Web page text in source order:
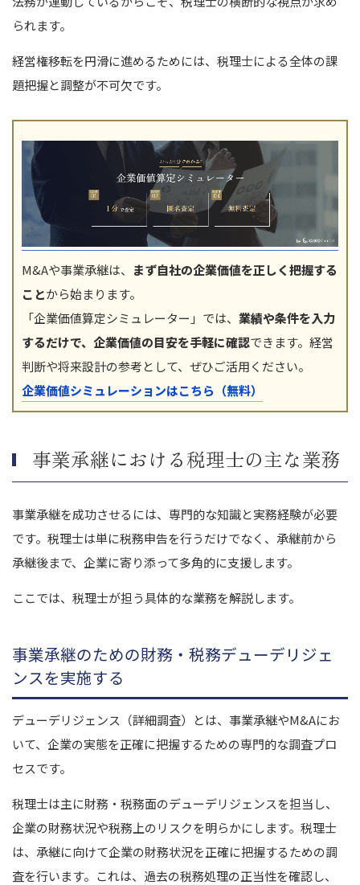
られます。
経営権移転を円滑に進めるためには、税理士による全体の課
題把握と調整が不可欠です。
M&Aや事業承継は、 まず自社の企業価値を正しく把握する
ことから始まります。
「企業価値算定シミュレーター」では、 業績や条件を入力
するだけで、企業価値の目安を手軽に確認できます。経営
判断や将来設計の参考として、ぜひご活用ください。
企業価値シミュレーションはこちら（無料）
事業承継における税理士の主な業務
事業承継を成功させるには、専門的な知識と実務経験が必要
です。 税理士は単に税務申告を行うだけでなく、承継前から
承継後まで、企業に寄り添って多角的に支援します。
ここでは、税理士が担う具体的な業務を解説します。
事業承継のための財務・税務デューデリジェ
ンスを実施する
デューデリジェンス（詳細調査）とは、事業承継やM&Aにお
いて、企業の実態を正確に把握するための専門的な調査プロ
セスです。
税理士は主に財務・税務面のデューデリジェンスを担当し、
企業の財務状況や税務上のリスクを明らかにします。 税理士
は、承継に向けて企業の財務状況を正確に把握するための調
査を行います。これは、過去の税務処理の正当性を確認し、